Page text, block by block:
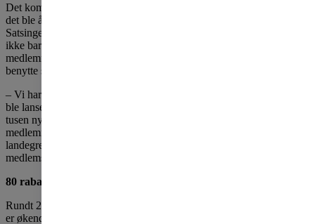
Det kom til spesielt mange mot slutten av året i forbindelse med at
det ble åpnet for at også svensker kan bli medlemmer i OBOS.
Satsingen på boligbygging og fordelsprogram i vårt naboland har
ikke bare gitt mange medlemmer i Sverige, men gjør også at norske
medlemmer får enda flere rabattordninger og andre fordeler de kan
benytte seg av.
– Vi har hatt en formidabel start på medlemssatsingen i Sverige som
ble lansert mot slutten av året. Vi fikk allerede de første ukene flere
tusen nye medlemmer. Nå er en viktig fordel for alle våre
medlemmer at de kan benytte seg av medlemskapet på tvers av
landegrensene, sier Clarisse Aase Ovrum, direktør for
medlemsvirksomhet i OBOS.
80 rabattavtaler
Rundt 220 000 av medlemmene bor i Oslo-området, men interessen
er økende også rundt om i landet. Bare i bergensområdet nærmer det